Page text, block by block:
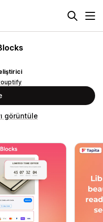
görüntüle